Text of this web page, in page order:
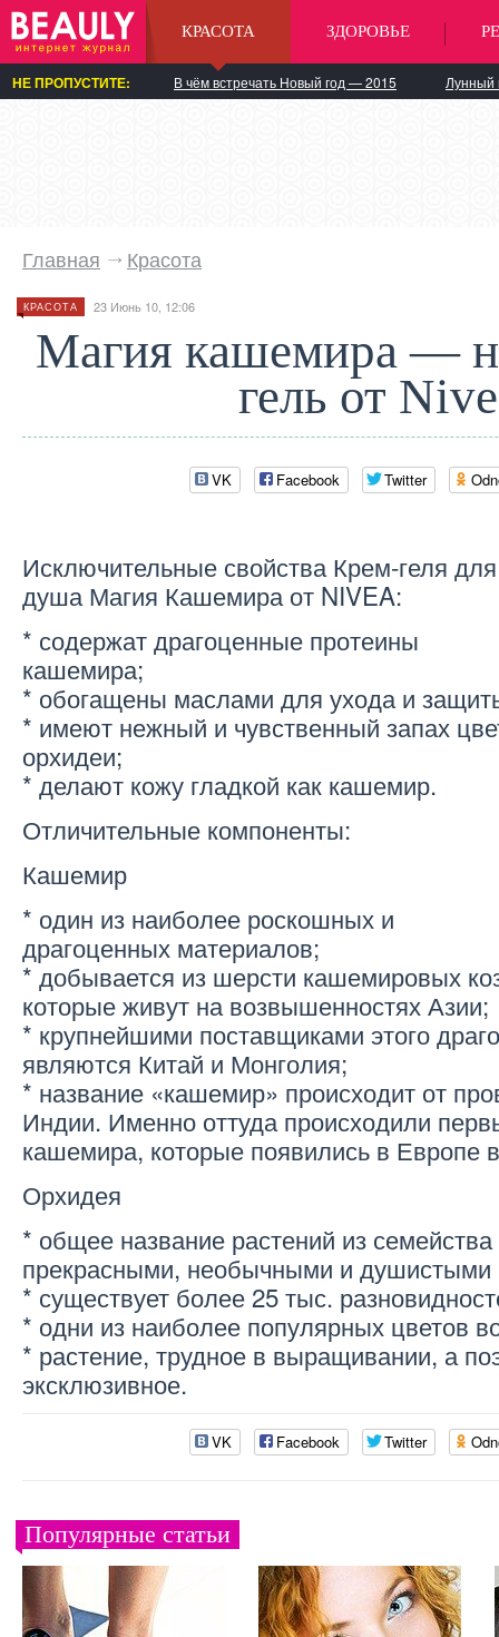
КРАСОТА ЗДОРОВЬЕ
НЕ ПРОПУСТИТЕ: В чём встречать Новый год — 2015 Лунный
Главная Красота
КРАСОТА 23 Июнь 10, 12:06
Магия кашемира —
гель от
VK Facebook Twitter
Исключительные свойства Крем-геля для
душа Магия Кашемира от NIVEA:
* содержат драгоценные протеины
кашемира;
* обогащены маслами для ухода и
* имеют нежный и чувственный запах
орхидеи;
* делают кожу гладкой как кашемир.
Отличительные компоненты:
Кашемир
* один из наиболее роскошных и
драгоценных материалов;
* добывается из шерсти кашемировых
которые живут на возвышенностях Азии;
* крупнейшими поставщиками этого
являются Китай и Монголия;
* название «кашемир» происходит от
Индии. Именно оттуда происходили
кашемира, которые появились в Европе
Орхидея
* общее название растений из
прекрасными, необычными и душистыми
* существует более 25 тыс.
* одни из наиболее популярных цветов
* растение, трудное в выращивании, а
эксклюзивное.
VK Facebook Twitter
Популярные статьи